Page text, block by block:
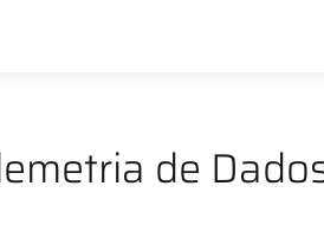
de